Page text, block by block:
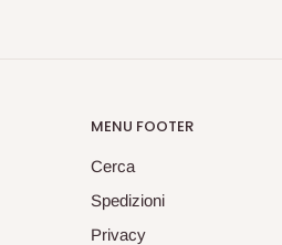
MENU FOOTER
Cerca
Spedizioni
Privacy